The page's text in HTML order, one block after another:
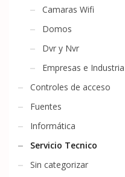
Camaras Wifi
Domos
Dvr y Nvr
Empresas e Industria
Controles de acceso
Fuentes
Informática
Servicio Tecnico
Sin categorizar